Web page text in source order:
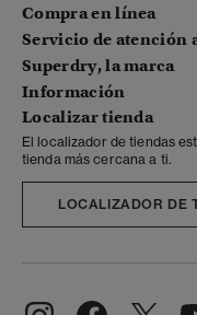
Compra en línea
Servicio de atención
Superdry, la marca
Información
Localizar tienda
El localizador de tiendas
tienda más cercana a ti.
LOCALIZADOR DE